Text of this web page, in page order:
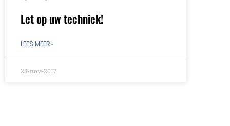
Let op uw techniek!
LEES MEER»
25-nov-2017